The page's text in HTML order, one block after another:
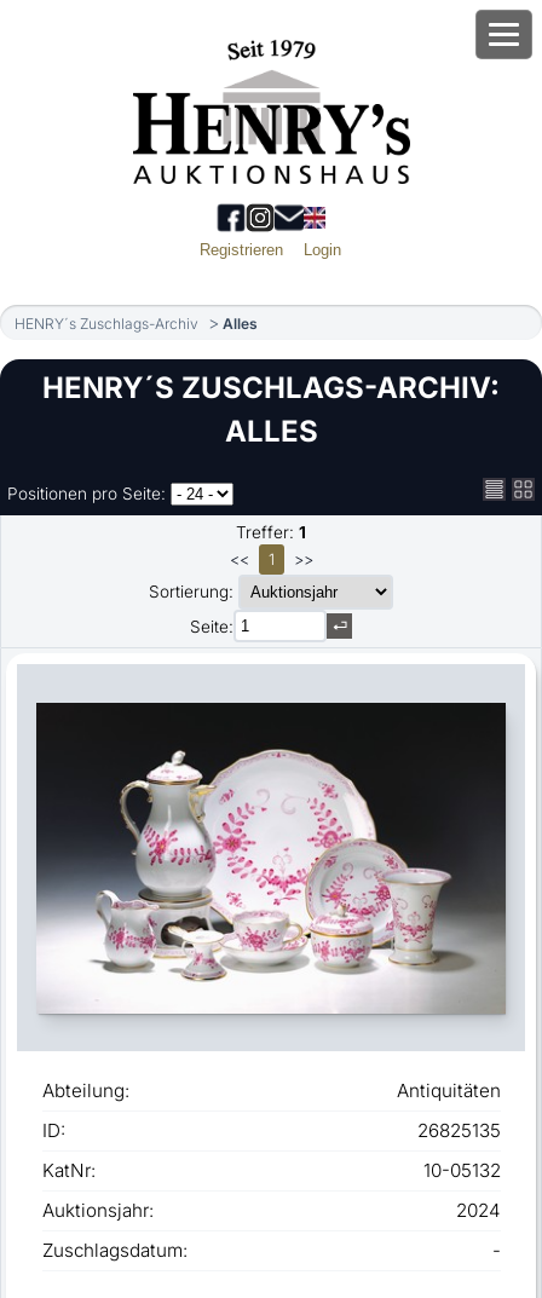
Registrieren Login
HENRY´s Zuschlags-Archiv Alles
HENRY´S ZUSCHLAGS-ARCHIV:
ALLES
Positionen pro Seite:
Treffer: 1
<< 1 >>
Sortierung:
Seite:
Abteilung:
Antiquitäten
ID:
26825135
KatNr:
10-05132
Auktionsjahr:
2024
Zuschlagsdatum:
-